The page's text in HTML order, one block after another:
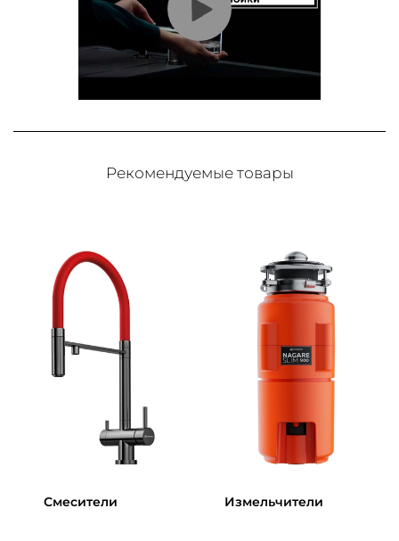
Рекомендуемые товары
Смесители Измельчители